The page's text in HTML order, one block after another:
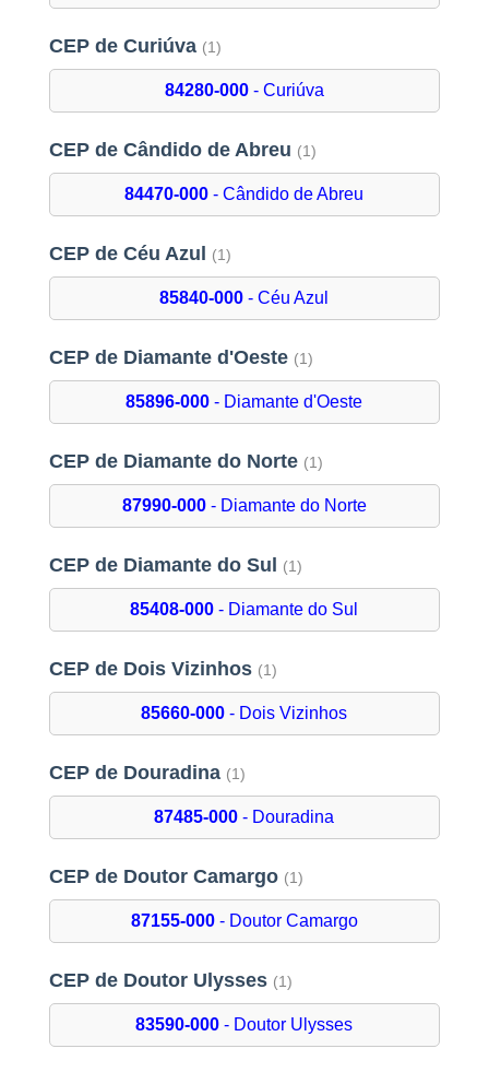
CEP de Curiúva (1)
84280-000- Curiúva
CEP de Cândido de Abreu (1)
84470-000 - Cândido de Abreu
CEP de Céu Azul (1)
85840-000 - Céu Azul
CEP de Diamante d'Oeste (1)
85896-000 - Diamante d'Oeste
CEP de Diamante do Norte (1)
87990-000- Diamante do Norte
CEP de Diamante do Sul (1)
85408-000 - Diamante do Sul
CEP de Dois Vizinhos (1)
85660-000 - Dois Vizinhos
CEP de Douradina (1)
87485-000 - Douradina
CEP de Doutor Camargo (1)
87155-000- Doutor Camargo
CEP de Doutor Ulysses (1)
83590-000 - Doutor Ulysses